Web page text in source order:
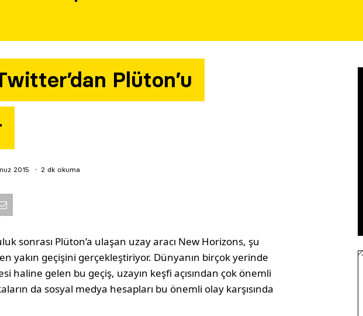
Plüton’u
2015 2 dk okuma
sonrası Plüton’a ulaşan uzay aracı New Horizons, şu
yakın geçişini gerçekleştiriyor. Dünyanın birçok yerinde
haline gelen bu geçiş, uzayın keşfi açısından çok önemli
da sosyal medya hesapları bu önemli olay karşısında